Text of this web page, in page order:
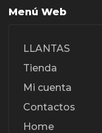
Menú Web
LLANTAS
Tienda
Mi cuenta
Contactos
Home